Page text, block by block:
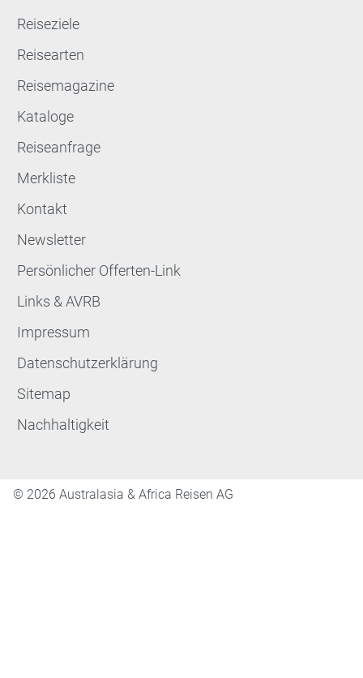
Reiseziele
Reisearten
Reisemagazine
Kataloge
Reiseanfrage
Merkliste
Kontakt
Newsletter
Persönlicher Offerten-Link
Links & AVRB
Impressum
Datenschutzerklärung
Sitemap
Nachhaltigkeit
© 2026 Australasia & Africa Reisen AG